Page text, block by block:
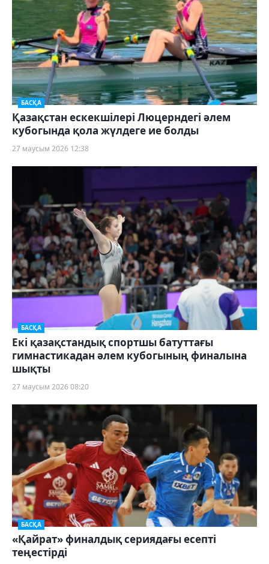
БАСҚА
Қазақстан ескекшілері Люцерндегі әлем
кубогында қола жүлдеге ие болды
27 маусым 2026 12:38
БАСҚА
Екі қазақстандық спортшы батуттағы
гимнастикадан әлем кубогының финалына
шықты
27 маусым 2026 08:20
БАСҚА
«Қайрат» финалдық сериядағы есепті
теңестірді